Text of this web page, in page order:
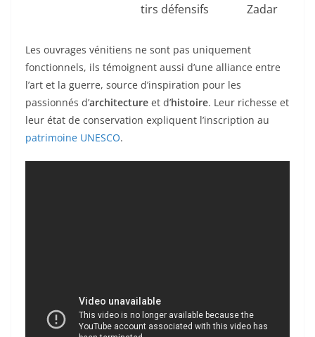
tirs défensifs
Zadar
Les ouvrages vénitiens ne sont pas uniquement
fonctionnels, ils témoignent aussi d’une alliance entre
l’art et la guerre, source d’inspiration pour les
passionnés d’architecture et d’histoire. Leur richesse et
leur état de conservation expliquent l’inscription au
patrimoine UNESCO.